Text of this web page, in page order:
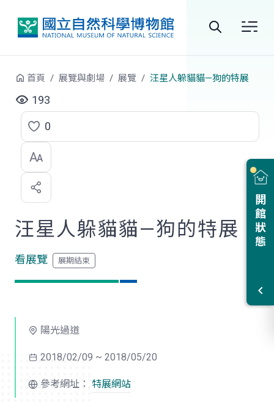
站
尋
開館狀態
首頁 展覽與劇場 展覽 汪星人躲貓貓—狗的特展
193
點
選
喜
歡
0
汪星人躲貓貓—狗的特展
看展覽
陽光過道
2018/02/09 ~ 2018/05/20
參考網址： 特展網站